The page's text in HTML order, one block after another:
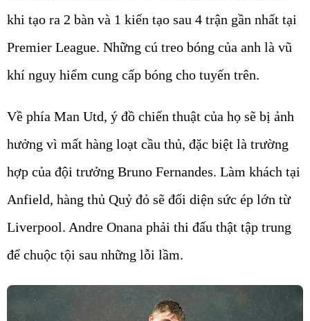
khi tạo ra 2 bàn và 1 kiến tạo sau 4 trận gần nhất tại
Premier League. Những cú treo bóng của anh là vũ
khí nguy hiểm cung cấp bóng cho tuyến trên.
Về phía Man Utd, ý đồ chiến thuật của họ sẽ bị ảnh
hưởng vì mất hàng loạt cầu thủ, đặc biệt là trường
hợp của đội trưởng Bruno Fernandes. Làm khách tại
Anfield, hàng thủ Quỷ đỏ sẽ đối diện sức ép lớn từ
Liverpool. Andre Onana phải thi đấu thật tập trung
để chuộc tội sau những lỗi lầm.